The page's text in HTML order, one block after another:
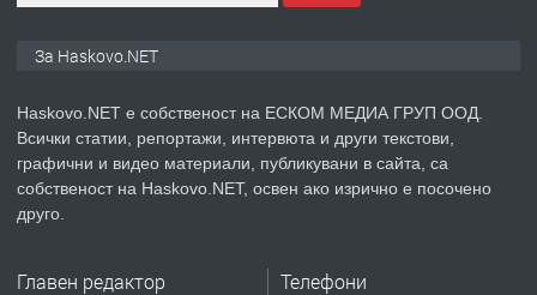
За Haskovo.NET
Haskovo.NET е собственост на ЕСКОМ МЕДИА ГРУП ООД.
Всички статии, репортажи, интервюта и други текстови,
графични и видео материали, публикувани в сайта, са
собственост на Haskovo.NET, освен ако изрично е посочено
друго.
Главен редактор Телефони